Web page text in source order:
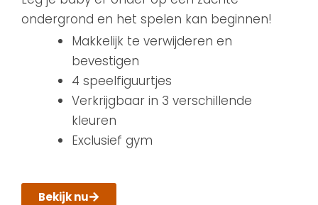
ondergrond en het spelen kan beginnen!
Makkelijk te verwijderen en
bevestigen
4 speelfiguurtjes
Verkrijgbaar in 3 verschillende
kleuren
Exclusief gym
Bekijk nu